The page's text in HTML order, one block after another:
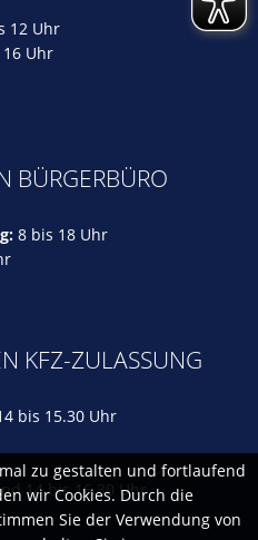
12 Uhr
Uhr
BÜRGERBÜRO
8 bis 18 Uhr
KFZ-ZULASSUNG
bis 15.30 Uhr
14 bis 16.30 Uhr
zu gestalten und fortlaufend
wir Cookies. Durch die
Sie der Verwendung von